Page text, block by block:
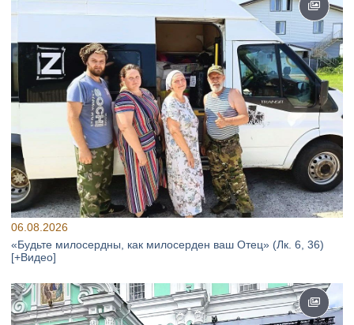
06.08.2026
«Будьте милосердны, как милосерден ваш Отец» (Лк. 6, 36)
[+Видео]